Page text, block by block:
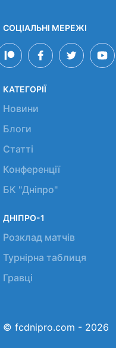
СОЦІАЛЬНІ МЕРЕЖІ
КАТЕГОРІЇ
Новини
Блоги
Статті
Конференції
БК "Дніпро"
ДНІПРО-1
Розклад матчів
Турнірна таблиця
Гравці
© fcdnipro.com - 2026